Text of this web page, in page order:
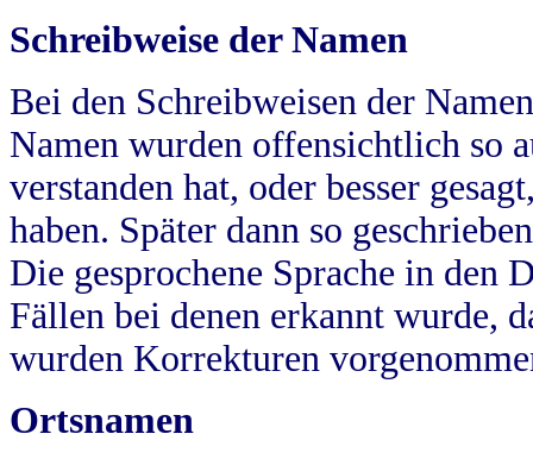
Schreibweise der Namen
Bei den Schreibweisen der
Namen wurden offensichtlich so
verstanden hat, oder besser
haben. Später dann so
Die gesprochene Sprache in
Fällen bei denen erkannt wurde,
wurden Korrekturen
Ortsnamen